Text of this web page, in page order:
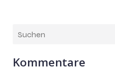
Kommentare